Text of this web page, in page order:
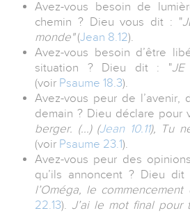
Avez-vous besoin de
chemin ? Dieu vous dit : "
monde"(Jean 8.12).
Avez-vous besoin d’être
situation ? Dieu dit : "JE
(voir Psaume 18.3).
Avez-vous peur de l’avenir,
demain ? Dieu déclare pour
berger. (...) (Jean 10.11), Tu
(voir Psaume 23.1).
Avez-vous peur des
qu’ils annoncent ? Dieu dit
l’Oméga, le commencement
22.13). J’ai le mot final pour